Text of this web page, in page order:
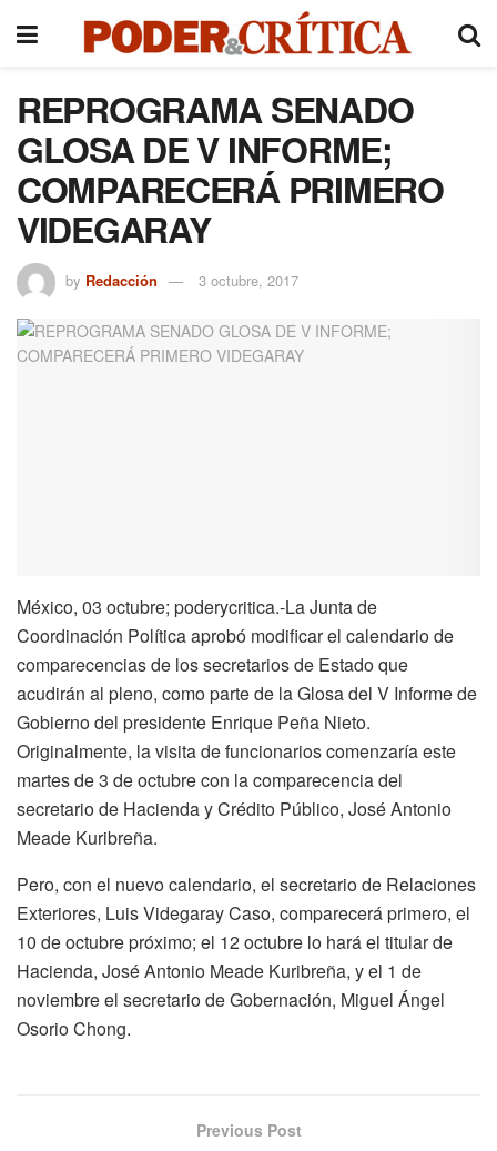
REPROGRAMA SENADO
GLOSA DE V INFORME;
COMPARECERÁ PRIMERO
VIDEGARAY
by Redacción 3 octubre, 2017
México, 03 octubre; poderycritica.-La Junta de
Coordinación Política aprobó modificar el calendario de
comparecencias de los secretarios de Estado que
acudirán al pleno, como parte de la Glosa del V Informe de
Gobierno del presidente Enrique Peña Nieto.
Originalmente, la visita de funcionarios comenzaría este
martes de 3 de octubre con la comparecencia del
secretario de Hacienda y Crédito Público, José Antonio
Meade Kuribreña.
Pero, con el nuevo calendario, el secretario de Relaciones
Exteriores, Luis Videgaray Caso, comparecerá primero, el
10 de octubre próximo; el 12 octubre lo hará el titular de
Hacienda, José Antonio Meade Kuribreña, y el 1 de
noviembre el secretario de Gobernación, Miguel Ángel
Osorio Chong.
Previous Post